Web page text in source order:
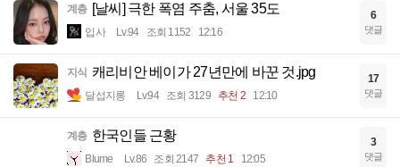
계층 [날씨] 극한 폭염 주춤, 서울 35도
입사 Lv.94 조회 1152 12:16
6
댓글
지식 캐리비안 베이가 27년만에 바꾼 것.jpg
달섭지롱 Lv.94 조회 3129 추천 2 12:10
17
댓글
계층 한국인들 근황
Blume Lv.86 조회 2147 추천 1 12:05
3
댓글